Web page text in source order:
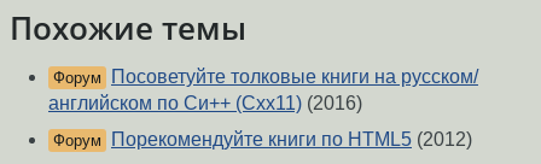
Похожие темы
Форум
Посоветуйте толковые книги на русском/
английском по Си++ (Cxx11) (2016)
Форум Порекомендуйте книги по HTML5 (2012)